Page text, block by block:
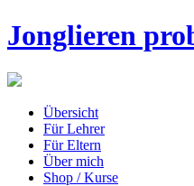
Jonglieren
Übersicht
Für Lehrer
Für Eltern
Über mich
Shop / Kurse